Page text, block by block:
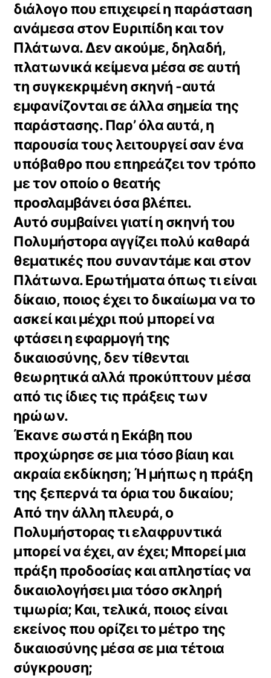
διάλογο που επιχειρεί η παράσταση
ανάμεσα στον Ευριπίδη και τον
Πλάτωνα. Δεν ακούμε, δηλαδή,
πλατωνικά κείμενα μέσα σε αυτή
τη συγκεκριμένη σκηνή -αυτά
εμφανίζονται σε άλλα σημεία της
παράστασης. Παρ’ όλα αυτά, η
παρουσία τους λειτουργεί σαν ένα
υπόβαθρο που επηρεάζει τον τρόπο
με τον οποίο ο θεατής
προσλαμβάνει όσα βλέπει.
Αυτό συμβαίνει γιατί η σκηνή του
Πολυμήστορα αγγίζει πολύ καθαρά
θεματικές που συναντάμε και στον
Πλάτωνα. Ερωτήματα όπως τι είναι
δίκαιο, ποιος έχει το δικαίωμα να το
ασκεί και μέχρι πού μπορεί να
φτάσει η εφαρμογή της
δικαιοσύνης, δεν τίθενται
θεωρητικά αλλά προκύπτουν μέσα
από τις ίδιες τις πράξεις των
ηρώων.
Έκανε σωστά η Εκάβη που
προχώρησε σε μια τόσο βίαιη και
ακραία εκδίκηση; Ή μήπως η πράξη
της ξεπερνά τα όρια του δικαίου;
Από την άλλη πλευρά, ο
Πολυμήστορας τι ελαφρυντικά
μπορεί να έχει, αν έχει; Μπορεί μια
πράξη προδοσίας και απληστίας να
δικαιολογήσει μια τόσο σκληρή
τιμωρία; Και, τελικά, ποιος είναι
εκείνος που ορίζει το μέτρο της
δικαιοσύνης μέσα σε μια τέτοια
σύγκρουση;